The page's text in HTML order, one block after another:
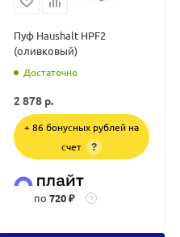
Пуф Haushalt HPF2
(оливковый)
Достаточно
2 878 р.
+ 86 бонусных рублей на
счет
?
по 720 ₽ ?